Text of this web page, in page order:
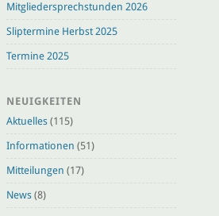
Mitgliedersprechstunden 2026
Sliptermine Herbst 2025
Termine 2025
NEUIGKEITEN
Aktuelles(115)
Informationen (51)
Mitteilungen (17)
News(8)